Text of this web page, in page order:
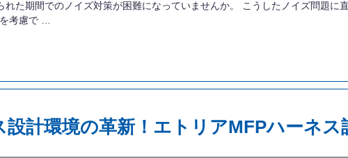
た期間でのノイズ対策が困難になっていませんか。 こうしたノイズ問題に
考慮で …
計環境の革新！エトリアMFPハーネ